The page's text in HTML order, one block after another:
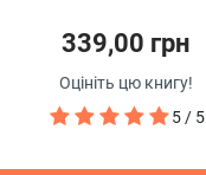
339,00 грн
Оцініть цю книгу!
5 / 5